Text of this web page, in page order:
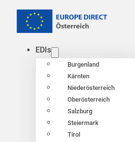
EDIs
Burgenland
Kärnten
Niederösterreich
Oberösterreich
Salzburg
Steiermark
Tirol